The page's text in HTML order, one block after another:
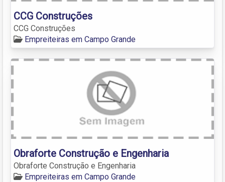
CCG Construções
CCG Construções
Empreiteiras em Campo Grande
Obraforte Construção e Engenharia
Obraforte Construção e Engenharia
Empreiteiras em Campo Grande